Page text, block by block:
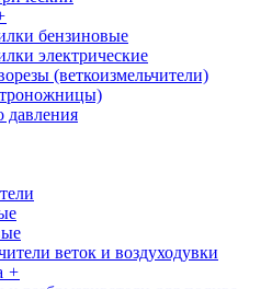
бензиновые
электрические
(веткоизмельчители)
давления
веток и воздуходувки
+